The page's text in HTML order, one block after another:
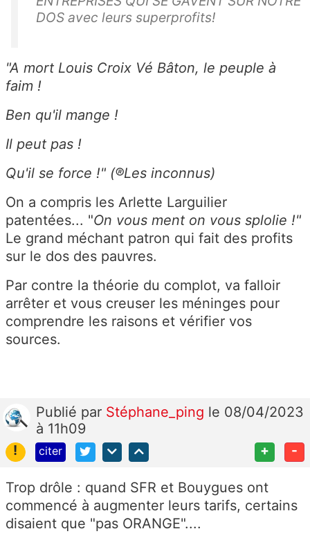
DOS avec leurs superprofits!
"A mort Louis Croix Vé Bâton, le peuple à
faim !
Ben qu'il mange !
Il peut pas !
Qu'il se force !" (®Les inconnus)
On a compris les Arlette Larguilier
patentées... "On vous ment on vous splolie !"
Le grand méchant patron qui fait des profits
sur le dos des pauvres.
Par contre la théorie du complot, va falloir
arrêter et vous creuser les méninges pour
comprendre les raisons et vérifier vos
sources.
Publié par Stéphane_ping le 08/04/2023
à 11h09
!
citer + -
Trop drôle : quand SFR et Bouygues ont
commencé à augmenter leurs tarifs, certains
disaient que "pas ORANGE"....